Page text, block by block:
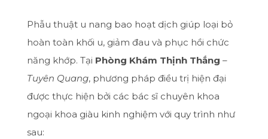
Phẫu thuật u nang bao hoạt dịch giúp loại bỏ
hoàn toàn khối u, giảm đau và phục hồi chức
năng khớp. Tại Phòng Khám Thịnh Thắng –
Tuyên Quang, phương pháp điều trị hiện đại
được thực hiện bởi các bác sĩ chuyên khoa
ngoại khoa giàu kinh nghiệm với quy trình như
sau: